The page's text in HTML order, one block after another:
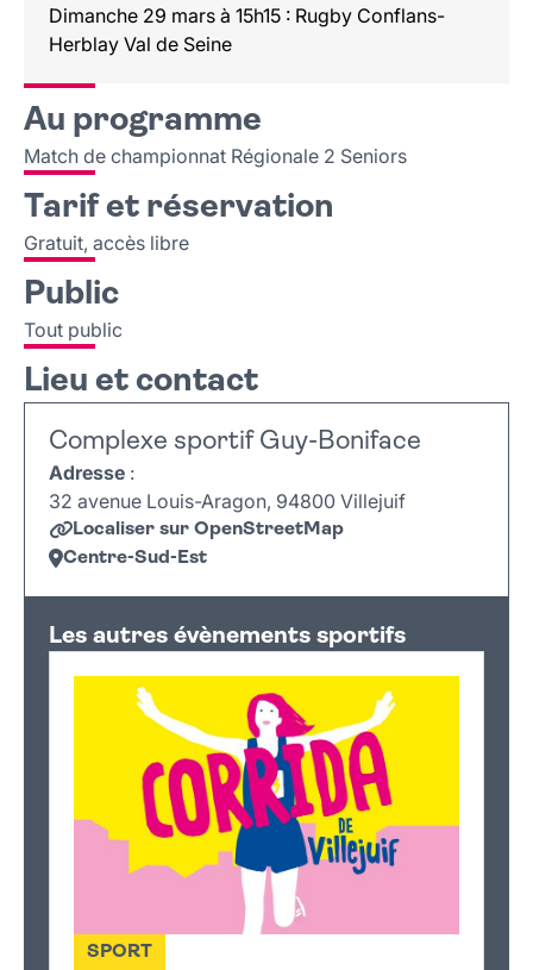
Dimanche 29 mars à 15h15 : Rugby Conflans-
Herblay Val de Seine
Au programme
Match de championnat Régionale 2 Seniors
Tarif et réservation
Gratuit, accès libre
Public
Tout public
Lieu et contact
Complexe sportif Guy-Boniface
Adresse :
32 avenue Louis-Aragon, 94800 Villejuif
Localiser sur OpenStreetMap
Centre-Sud-Est
+
−
Les autres évènements sportifs
SPORT